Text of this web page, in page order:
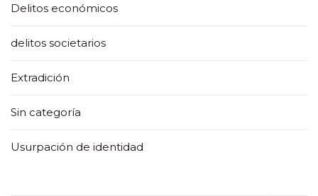
Delitos económicos
delitos societarios
Extradición
Sin categoría
Usurpación de identidad